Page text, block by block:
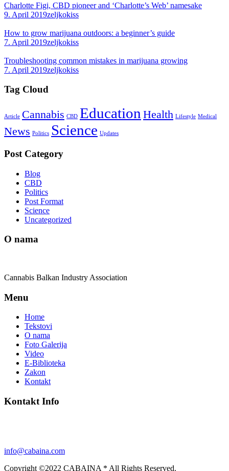
Charlotte Figi, CBD pioneer and ‘Charlotte’s Web’ namesake
9. April 2019zeljkokiss
How to grow marijuana outdoors: a beginner’s guide
7. April 2019zeljkokiss
Troubleshooting common mistakes in marijuana growing
7. April 2019zeljkokiss
Tag Cloud
Article Cannabis CBD Education Health Lifestyle Medical
News Politics Science Updates
Post Category
Blog
CBD
Politics
Post Format
Science
Uncategorized
O nama
Cannabis Balkan Industry Association
Menu
Home
Tekstovi
O nama
Foto Galerija
Video
E-Biblioteka
Zakon
Kontakt
Kontakt Info
info@cabaina.com
Copyright ©2022 CABAINA * All Rights Reserved.